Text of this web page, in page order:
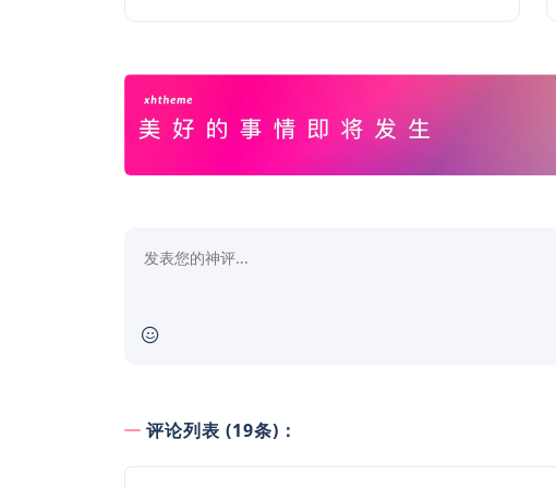
评论列表 (19条)：